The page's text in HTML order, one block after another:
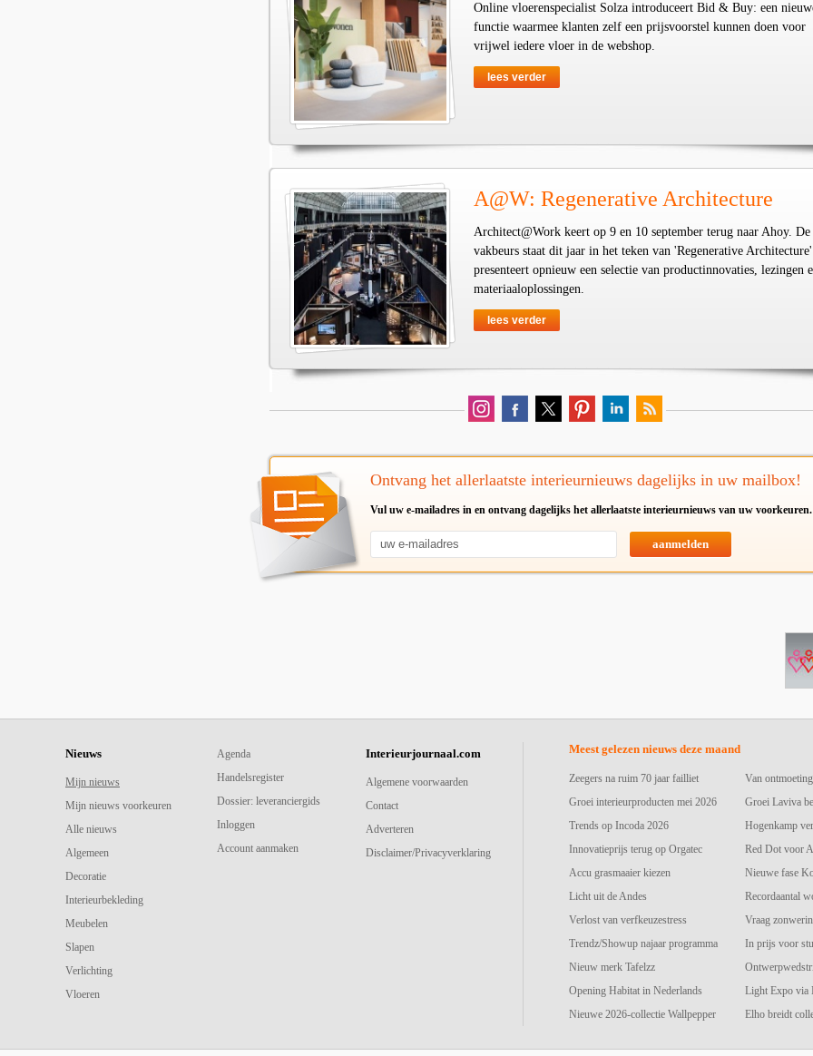
Online vloerenspecialist Solza introduceert Bid & Buy: een
functie waarmee klanten zelf een prijsvoorstel kunnen doen voor
vrijwel iedere vloer in de webshop.
lees verder
A@W: Regenerative Architecture
Architect@Work keert op 9 en 10 september terug naar Ahoy. De
vakbeurs staat dit jaar in het teken van 'Regenerative
presenteert opnieuw een selectie van productinnovaties, lezingen
materiaaloplossingen.
lees verder
Ontvang het allerlaatste interieurnieuws dagelijks in uw mailbox!
Vul uw e-mailadres in en ontvang dagelijks het allerlaatste interieurnieuws van uw voorkeuren.
aanmelden
Nieuws
Mijn nieuws
Mijn nieuws voorkeuren
Alle nieuws
Algemeen
Decoratie
Interieurbekleding
Meubelen
Slapen
Verlichting
Vloeren
Agenda
Handelsregister
Dossier: leveranciergids
Inloggen
Account aanmaken
Interieurjournaal.com
Algemene voorwaarden
Contact
Adverteren
Disclaimer/Privacyverklaring
Meest gelezen nieuws deze maand
Zeegers na ruim 70 jaar failliet
Groei interieurproducten mei 2026
Trends op Incoda 2026
Innovatieprijs terug op Orgatec
Accu grasmaaier kiezen
Licht uit de Andes
Verlost van verfkeuzestress
Trendz/Showup najaar programma
Nieuw merk Tafelzz
Opening Habitat in Nederlands
Nieuwe 2026-collectie Wallpepper
Van
Groei Laviva
Hogenkamp
Red Dot voor
Nieuwe fase
Recordaantal
Vraag
In prijs voor
Light Expo via
Elho breidt